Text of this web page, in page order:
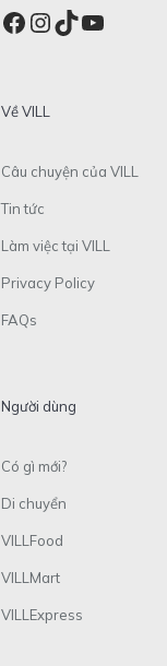
Facebook
Instagram
TikTok
YouTube
Về VILL
Câu chuyện của VILL
Tin tức
Làm việc tại VILL
Privacy Policy
FAQs
Người dùng
Có gì mới?
Di chuyển
VILLFood
VILLMart
VILLExpress